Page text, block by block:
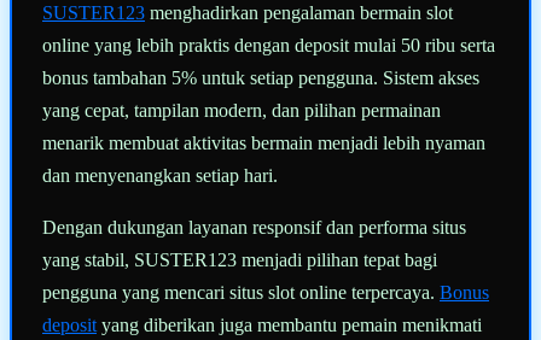
SUSTER123 menghadirkan pengalaman bermain slot
online yang lebih praktis dengan deposit mulai 50 ribu serta
bonus tambahan 5% untuk setiap pengguna. Sistem akses
yang cepat, tampilan modern, dan pilihan permainan
menarik membuat aktivitas bermain menjadi lebih nyaman
dan menyenangkan setiap hari.
Dengan dukungan layanan responsif dan performa situs
yang stabil, SUSTER123 menjadi pilihan tepat bagi
pengguna yang mencari situs slot online terpercaya. Bonus
deposit yang diberikan juga membantu pemain menikmati